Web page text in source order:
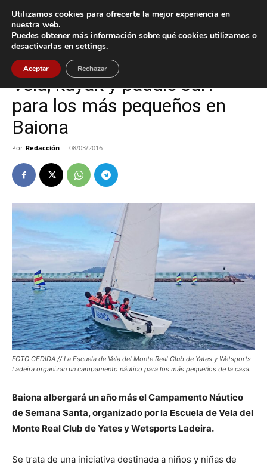
Inicio Baiona
Baiona Deportes
Vela, kayak y paddle surf
para los más pequeños en
Baiona
Por Redacción - 08/03/2016
FOTO CEDIDA // La Escuela de Vela del Monte Real Club de Yates y Wetsports
Ladeira organizan un campamento náutico para los más pequeños de la casa.
Baiona albergará un año más el Campamento Náutico
de Semana Santa, organizado por la Escuela de Vela del
Monte Real Club de Yates y Wetsports Ladeira.
Se trata de una iniciativa destinada a niños y niñas de
Utilizamos cookies para ofrecerte la mejor experiencia en
nuestra web.
Puedes obtener más información sobre qué cookies utilizamos o
desactivarlas en settings.
Aceptar Rechazar